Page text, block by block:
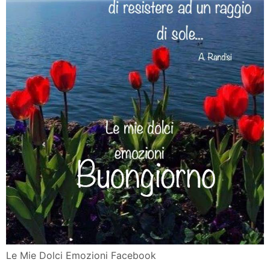
Le Mie Dolci Emozioni Facebook